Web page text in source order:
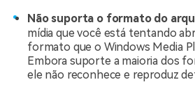
Não suporta o formato do
mídia que você está tentando
formato que o Windows Media
Embora suporte a maioria dos
ele não reconhece e reproduz